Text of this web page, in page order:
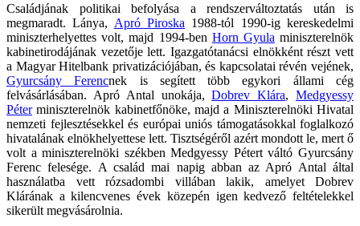
Családjának politikai befolyása a rendszerváltoztatás után is
megmaradt. Lánya, Apró Piroska 1988-tól 1990‑ig kereskedelmi
miniszterhelyettes volt, majd 1994-ben Horn Gyula miniszterelnök
kabinetirodájának vezetője lett. Igazgatótanácsi elnökként részt vett
a Magyar Hitelbank privatizációjában, és kapcsolatai révén vejének,
Gyurcsány Ferencnek is segített több egykori állami cég
felvásárlásában. Apró Antal unokája,Dobrev Klára,Medgyessy
Péterminiszterelnök kabinetfőnöke, majd a Miniszterelnöki Hivatal
nemzeti fejlesztésekkel és európai uniós támogatásokkal foglalkozó
hivatalának elnökhelyettese lett. Tisztségéről azért mondott le, mert ő
volt a miniszterelnöki székben Medgyessy Pétert váltó Gyurcsány
Ferenc felesége. A család mai napig abban az Apró Antal által
használatba vett rózsadombi villában lakik, amelyet Dobrev
Klárának a kilencvenes évek közepén igen kedvező feltételekkel
sikerült megvásárolnia.